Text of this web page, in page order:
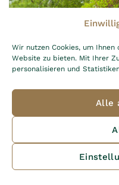
Wir nutzen Cookies, um
Website zu bieten. Mit Ihrer
personalisieren und
Alle
GmbH,